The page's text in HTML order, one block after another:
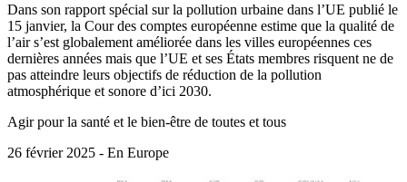
Dans son rapport spécial sur la pollution urbaine dans l’UE publié le
15 janvier, la Cour des comptes européenne estime que la qualité de
l’air s’est globalement améliorée dans les villes européennes ces
dernières années mais que l’UE et ses États membres risquent ne de
pas atteindre leurs objectifs de réduction de la pollution
atmosphérique et sonore d’ici 2030.
Agir pour la santé et le bien-être de toutes et tous
26 février 2025 - En Europe